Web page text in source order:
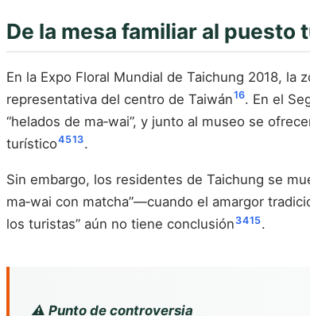
De la mesa familiar al puesto
En la Expo Floral Mundial de Taichung 2018, la
representativa del centro de Taiwán16. En el
“helados de ma‑wai”, y junto al museo se
turístico4513.
Sin embargo, los residentes de Taichung se
ma‑wai con matcha”—cuando el amargor
los turistas” aún no tiene conclusión 3415.
⚠️ Punto de controversia